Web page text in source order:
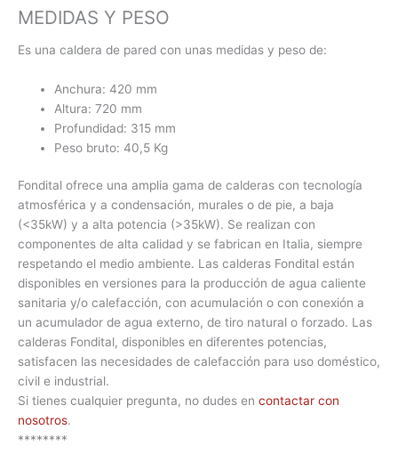
MEDIDAS Y PESO
Es una caldera de pared con unas medidas y peso de:
Anchura: 420 mm
Altura: 720 mm
Profundidad: 315 mm
Peso bruto: 40,5 Kg
Fondital ofrece una amplia gama de calderas con tecnología
atmosférica y a condensación, murales o de pie, a baja
(<35kW) y a alta potencia (>35kW). Se realizan con
componentes de alta calidad y se fabrican en Italia, siempre
respetando el medio ambiente. Las calderas Fondital están
disponibles en versiones para la producción de agua caliente
sanitaria y/o calefacción, con acumulación o con conexión a
un acumulador de agua externo, de tiro natural o forzado. Las
calderas Fondital, disponibles en diferentes potencias,
satisfacen las necesidades de calefacción para uso doméstico,
civil e industrial.
Si tienes cualquier pregunta, no dudes en contactar con
nosotros.
********